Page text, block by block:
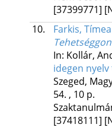
[37399771]
10.
Farkis, Tímea
In: Kollár,
idegen
Szeged,
54. , 10 p.
[37418111]